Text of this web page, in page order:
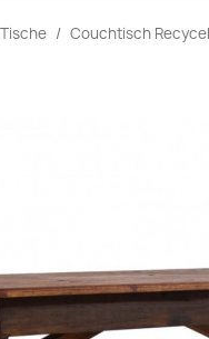
Tische Couchtisch